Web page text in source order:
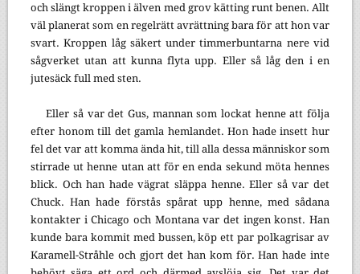
och slängt kroppen i älven med grov kätting runt benen. Allt
väl planerat som en regelrätt avrättning bara för att hon var
svart. Kroppen låg säkert under timmerbuntarna nere vid
sågverket utan att kunna flyta upp. Eller så låg den i en
jutesäck full med sten.
Eller så var det Gus, mannan som lockat henne att följa
efter honom till det gamla hemlandet. Hon hade insett hur
fel det var att komma ända hit, till alla dessa människor som
stirrade ut henne utan att för en enda sekund möta hennes
blick. Och han hade vägrat släppa henne. Eller så var det
Chuck. Han hade förstås spårat upp henne, med sådana
kontakter i Chicago och Montana var det ingen konst. Han
kunde bara kommit med bussen, köp ett par polkagrisar av
Karamell-Stråhle och gjort det han kom för. Han hade inte